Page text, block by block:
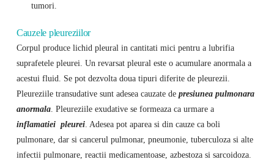
tumori.
Cauzele pleureziilor
Corpul produce lichid pleural in cantitati mici pentru a lubrifia
suprafetele pleurei. Un revarsat pleural este o acumulare anormala a
acestui fluid. Se pot dezvolta doua tipuri diferite de pleurezii.
Pleureziile transudative sunt adesea cauzate de presiunea pulmonara
anormala. Pleureziile exudative se formeaza ca urmare a
inflamatiei pleurei. Adesea pot aparea si din cauze ca boli
pulmonare, dar si cancerul pulmonar, pneumonie, tuberculoza si alte
infectii pulmonare, reactii medicamentoase, azbestoza si sarcoidoza.